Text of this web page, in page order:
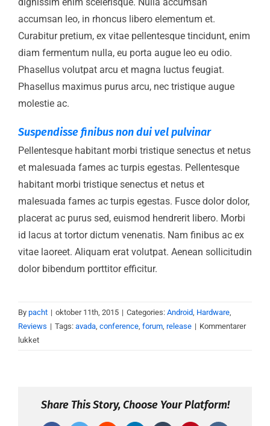
accumsan leo, in rhoncus libero elementum et.
Curabitur pretium, ex vitae pellentesque tincidunt, enim
diam fermentum nulla, eu porta augue leo eu odio.
Phasellus volutpat arcu et magna luctus feugiat.
Phasellus maximus purus arcu, nec tristique augue
molestie ac.
Suspendisse finibus non dui vel pulvinar
Pellentesque habitant morbi tristique senectus et netus
et malesuada fames ac turpis egestas. Pellentesque
habitant morbi tristique senectus et netus et
malesuada fames ac turpis egestas. Fusce dolor dolor,
placerat ac purus sed, euismod hendrerit libero. Morbi
id lacus at tortor dictum venenatis. Nam finibus ac ex
vitae laoreet. Aliquam erat volutpat. Aenean sollicitudin
dolor bibendum porttitor efficitur.
By pacht | oktober 11th, 2015 | Categories: Android Hardware
Reviews | Tags: avada conference forum release | Kommentarer
lukkettil
neque
Share This Story, Choose Your Platform!